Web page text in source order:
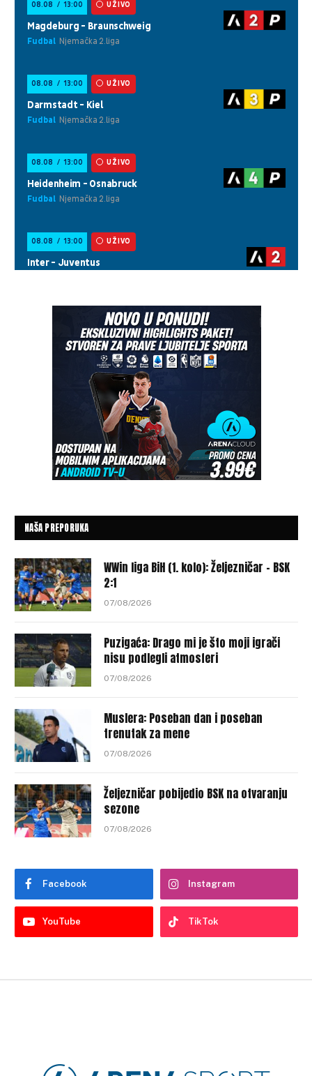
NAŠA PREPORUKA
WWin liga BiH (1. kolo): Željezničar – BSK
2:1
07/08/2026
Puzigaća: Drago mi je što moji igrači
nisu podlegli atmosferi
07/08/2026
Muslera: Poseban dan i poseban
trenutak za mene
07/08/2026
Željezničar pobijedio BSK na otvaranju
sezone
07/08/2026
Facebook Instagram
YouTube TikTok